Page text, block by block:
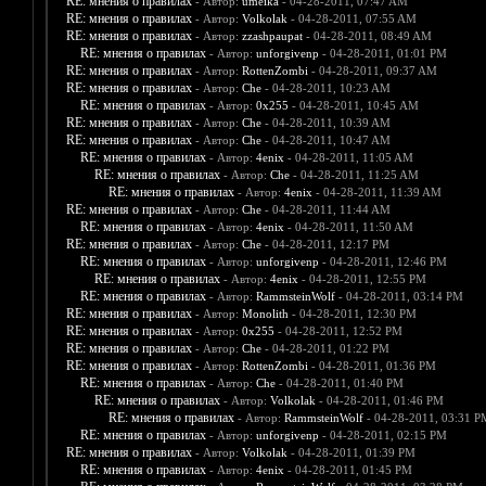
RE: мнения о правилах - Автор: Volkolak - 04-28-2011, 07:55 AM
RE: мнения о правилах - Автор: zzashpaupat- 04-28-2011, 08:49 AM
RE: мнения о правилах - Автор: unforgivenp - 04-28-2011, 01:01 PM
RE: мнения о правилах - Автор: RottenZombi - 04-28-2011, 09:37 AM
RE: мнения о правилах - Автор: Che- 04-28-2011, 10:23 AM
RE: мнения о правилах - Автор: 0х255 - 04-28-2011, 10:45 AM
RE: мнения о правилах - Автор: Che- 04-28-2011, 10:39 AM
RE: мнения о правилах - Автор: Che- 04-28-2011, 10:47 AM
RE: мнения о правилах - Автор: 4enix - 04-28-2011, 11:05 AM
RE: мнения о правилах - Автор: Che- 04-28-2011, 11:25 AM
RE: мнения о правилах - Автор: 4enix - 04-28-2011, 11:39 AM
RE: мнения о правилах - Автор: Che- 04-28-2011, 11:44 AM
RE: мнения о правилах - Автор: 4enix - 04-28-2011, 11:50 AM
RE: мнения о правилах - Автор: Che- 04-28-2011, 12:17 PM
RE: мнения о правилах - Автор: unforgivenp - 04-28-2011, 12:46 PM
RE: мнения о правилах - Автор: 4enix - 04-28-2011, 12:55 PM
RE: мнения о правилах - Автор: RammsteinWolf- 04-28-2011, 03:14 PM
RE: мнения о правилах - Автор: Monolith - 04-28-2011, 12:30 PM
RE: мнения о правилах - Автор: 0х255 - 04-28-2011, 12:52 PM
RE: мнения о правилах - Автор: Che- 04-28-2011, 01:22 PM
RE: мнения о правилах - Автор: RottenZombi - 04-28-2011, 01:36 PM
RE: мнения о правилах - Автор: Che- 04-28-2011, 01:40 PM
RE: мнения о правилах - Автор: Volkolak - 04-28-2011, 01:46 PM
RE: мнения о правилах - Автор: RammsteinWolf- 04-28-2011, 03:31
RE: мнения о правилах - Автор: unforgivenp - 04-28-2011, 02:15 PM
RE: мнения о правилах - Автор: Volkolak - 04-28-2011, 01:39 PM
RE: мнения о правилах - Автор: 4enix - 04-28-2011, 01:45 PM